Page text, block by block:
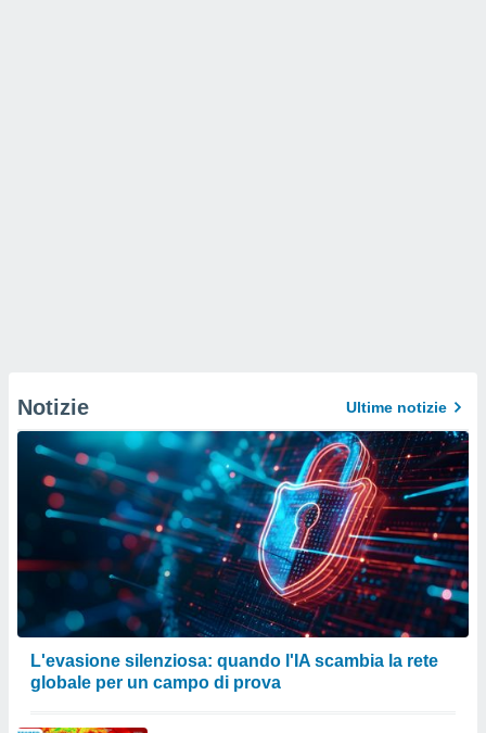
Notizie Ultime notizie
L'evasione silenziosa: quando l'IA scambia la rete
globale per un campo di prova